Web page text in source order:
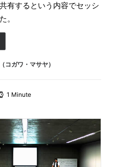
有するという内容でセッシ
。
コガワ・マサヤ）
1 Minute